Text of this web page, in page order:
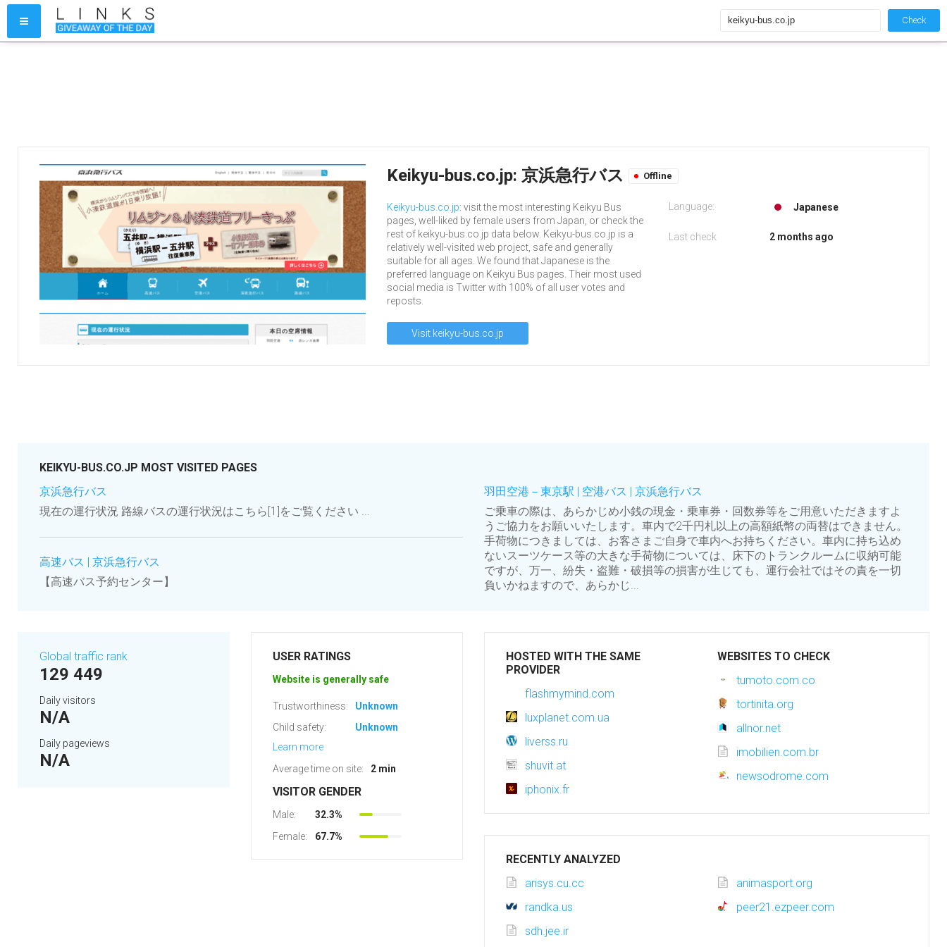
Check
Keikyu-bus.co.jp: 京浜急行バス Offline
Keikyu-bus.co.jp: visit the most interesting Keikyu Bus
pages, well-liked by female users from Japan, or check the
rest of keikyu-bus.co.jp data below. Keikyu-bus.co.jp is a
relatively well-visited web project, safe and generally
suitable for all ages. We found that Japanese is the
preferred language on Keikyu Bus pages. Their most used
social media is Twitter with 100% of all user votes and
reposts.
Visit keikyu-bus.co.jp
Language: Japanese
Last check 2 months ago
KEIKYU-BUS.CO.JP MOST VISITED PAGES
京浜急行バス
現在の運行状況 路線バスの運行状況はこちら[1]をご覧ください ...
高速バス | 京浜急行バス
【高速バス予約センター】
羽田空港－東京駅 | 空港バス | 京浜急行バス
ご乗車の際は、あらかじめ小銭の現金・乗車券・回数券等をご用意いただきますよ
うご協力をお願いいたします。車内で2千円札以上の高額紙幣の両替はできません。
手荷物につきましては、お客さまご自身で車内へお持ちください。車内に持ち込め
ないスーツケース等の大きな手荷物については、床下のトランクルームに収納可能
ですが、万一、紛失・盗難・破損等の損害が生じても、運行会社ではその責を一切
負いかねますので、あらかじ...
Global traffic rank
129 449
Daily visitors
N/A
Daily pageviews
N/A
USER RATINGS
Website is generally safe
Trustworthiness:
Unknown
Child safety:
Unknown
Learn more
Average time on site:
2 min
VISITOR GENDER
Male:
32.3%
Female:
67.7%
HOSTED WITH THE SAME
PROVIDER
flashmymind.com
luxplanet.com.ua
liverss.ru
shuvit.at
iphonix.fr
WEBSITES TO CHECK
tumoto.com.co
tortinita.org
allnor.net
imobilien.com.br
newsodrome.com
RECENTLY ANALYZED
arisys.cu.cc
animasport.org
randka.us
peer21.ezpeer.com
sdh.jee.ir